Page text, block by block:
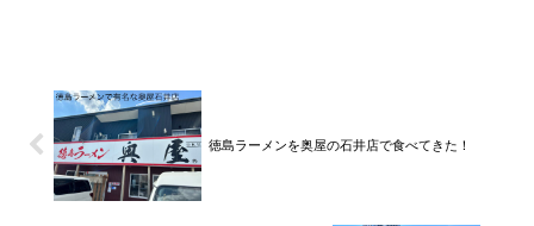
徳島ラーメンを奥屋の石井店で食べてきた！